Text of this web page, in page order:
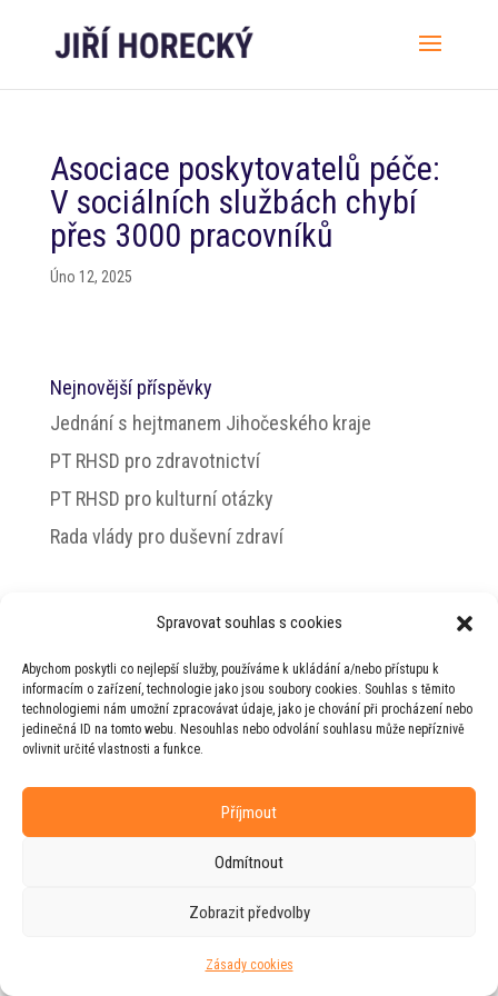
Spravovat souhlas s cookies
Abychom poskytli co nejlepší služby, používáme k ukládání a/nebo přístupu k
informacím o zařízení, technologie jako jsou soubory cookies. Souhlas s těmito
technologiemi nám umožní zpracovávat údaje, jako je chování při procházení nebo
jedinečná ID na tomto webu. Nesouhlas nebo odvolání souhlasu může nepříznivě
ovlivnit určité vlastnosti a funkce.
Příjmout
Odmítnout
Zobrazit předvolby
Zásady cookies
Asociace poskytovatelů péče:
V sociálních službách chybí
přes 3000 pracovníků
Úno 12, 2025
Nejnovější příspěvky
Jednání s hejtmanem Jihočeského kraje
PT RHSD pro zdravotnictví
PT RHSD pro kulturní otázky
Rada vlády pro duševní zdraví
Horeckého
Web vytvořila firmaRUDIve spolupráci s
agenturou